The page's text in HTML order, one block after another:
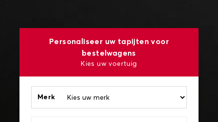
Personaliseer uw tapijten voor
bestelwagens
Kies uw voertuig
Merk